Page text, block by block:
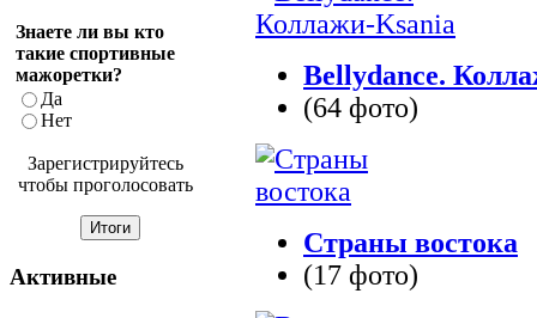
Bellydance.
(64 фото)
Страны востока
(17 фото)
Знаете ли вы кто
такие спортивные
мажоретки?
Да
Нет
Зарегистрируйтесь
чтобы проголосовать
Активные